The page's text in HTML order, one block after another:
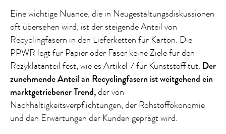
Eine wichtige Nuance, die in Neugestaltungsdiskussionen
oft übersehen wird, ist der steigende Anteil von
Recyclingfasern in den Lieferketten für Karton. Die
PPWR legt für Papier oder Faser keine Ziele für den
Rezyklatanteil fest, wie es Artikel 7 für Kunststoff tut. Der
zunehmende Anteil an Recyclingfasern ist weitgehend ein
marktgetriebener Trend,der von
Nachhaltigkeitsverpflichtungen, der Rohstoffökonomie
und den Erwartungen der Kunden geprägt wird.